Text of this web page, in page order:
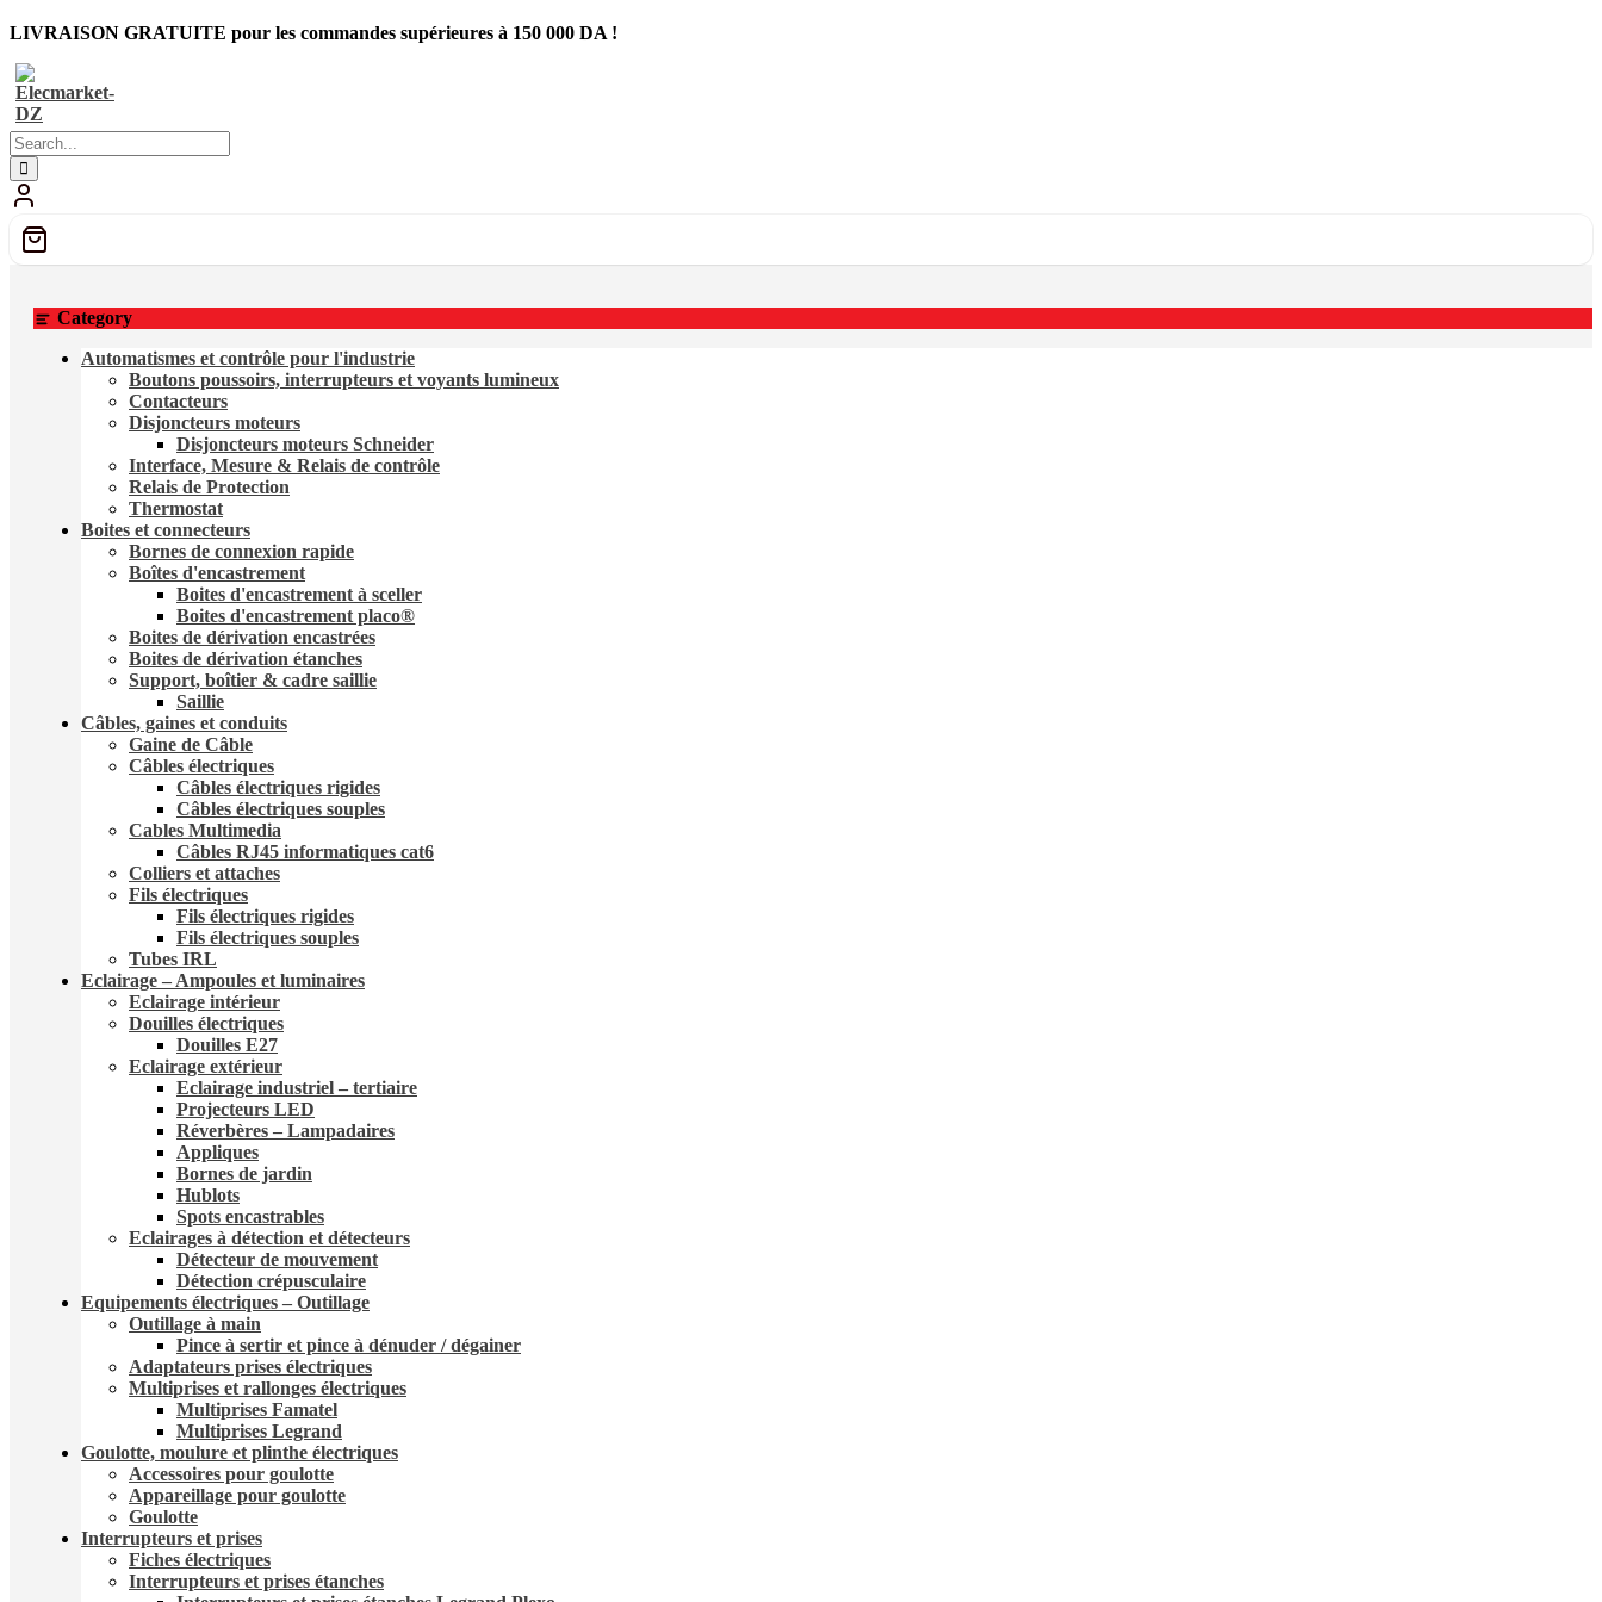
to
content
LIVRAISON GRATUITE pour les commandes supérieures à 150 000 DA !
Category
Automatismes et contrôle pour l'industrie
Boutons poussoirs, interrupteurs et voyants lumineux
Contacteurs
Disjoncteurs moteurs
Disjoncteurs moteurs Schneider
Interface, Mesure & Relais de contrôle
Relais de Protection
Thermostat
Boites et connecteurs
Bornes de connexion rapide
Boîtes d'encastrement
Boites d'encastrement à sceller
Boites d'encastrement placo®
Boites de dérivation encastrées
Boites de dérivation étanches
Support, boîtier & cadre saillie
Saillie
Câbles, gaines et conduits
Gaine de Câble
Câbles électriques
Câbles électriques rigides
Câbles électriques souples
Cables Multimedia
Câbles RJ45 informatiques cat6
Colliers et attaches
Fils électriques
Fils électriques rigides
Fils électriques souples
Tubes IRL
Eclairage – Ampoules et luminaires
Eclairage intérieur
Douilles électriques
Douilles E27
Eclairage extérieur
Eclairage industriel – tertiaire
Projecteurs LED
Réverbères – Lampadaire​s
Appliques
Bornes de jardin
Hublots
Spots encastrables
Eclairages à détection et détecteurs​
Détecteur de mouvement
Détection crépusculaire
Equipements électriques – Outillage
Outillage à main
Pince à sertir et pince à dénuder / dégainer
Adaptateurs prises électriques
Multiprises et rallonges électriques
Multiprises Famatel
Multiprises Legrand
Goulotte, moulure et plinthe électriques
Accessoires pour goulotte
Appareillage pour goulotte
Goulotte
Interrupteurs et prises
Fiches électriques
Interrupteurs et prises étanches